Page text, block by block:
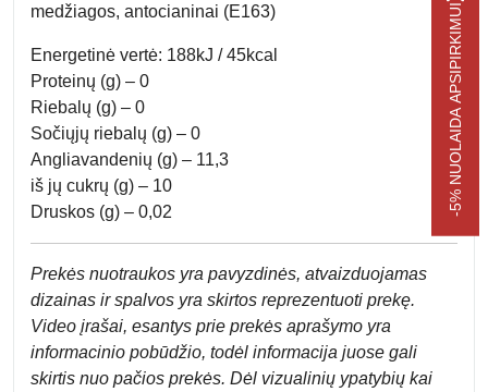
medžiagos, antocianinai (E163)
Energetinė vertė: 188kJ / 45kcal
Proteinų (g) – 0
Riebalų (g) – 0
Sočiųjų riebalų (g) – 0
Angliavandenių (g) – 11,3
iš jų cukrų (g) – 10
Druskos (g) – 0,02
Prekės nuotraukos yra pavyzdinės, atvaizduojamas
dizainas ir spalvos yra skirtos reprezentuoti prekę.
Video įrašai, esantys prie prekės aprašymo yra
informacinio pobūdžio, todėl informacija juose gali
skirtis nuo pačios prekės. Dėl vizualinių ypatybių kai
-5% NUOLAIDA APSIPIRKIMUI